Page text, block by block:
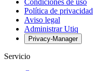
Condiciones de uso
Política de privacidad
Aviso legal
Administrar Utiq
Privacy-Manager
Servicio